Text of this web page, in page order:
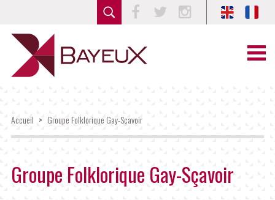
Accueil > Groupe Folklorique Gay-Sçavoir
Groupe Folklorique Gay-Sçavoir